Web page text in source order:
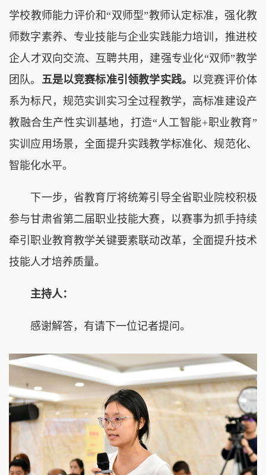
学校教师能力评价和“双师型”教师认定标准，强化教
师数字素养、专业技能与企业实践能力培训，推进校
企人才双向交流、互聘共用，建强专业化“双师”教学
团队。 五是以竞赛标准引领教学实践。 以竞赛评价体
系为标尺，规范实训实习全过程教学，高标准建设产
教融合生产性实训基地，打造“人工智能+职业教育”
实训应用场景，全面提升实践教学标准化、规范化、
智能化水平。
下一步，省教育厅将统筹引导全省职业院校积极
参与甘肃省第二届职业技能大赛，以赛事为抓手持续
牵引职业教育教学关键要素联动改革，全面提升技术
技能人才培养质量。
主持人：
感谢解答，有请下一位记者提问。